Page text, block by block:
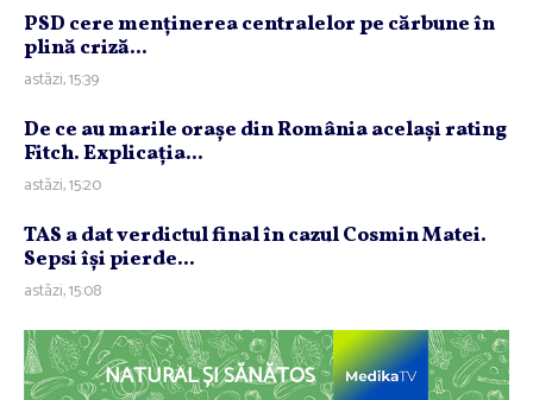
PSD cere menţinerea centralelor pe cărbune în
plină criză...
astăzi, 15:39
De ce au marile oraşe din România acelaşi rating
Fitch. Explicaţia...
astăzi, 15:20
TAS a dat verdictul final în cazul Cosmin Matei.
Sepsi îşi pierde...
astăzi, 15:08
NATURAL ȘI SĂNĂTOS